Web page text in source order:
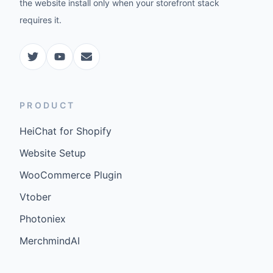
the website install only when your storefront stack
requires it.
PRODUCT
HeiChat for Shopify
Website Setup
WooCommerce Plugin
Vtober
Photoniex
MerchmindAI